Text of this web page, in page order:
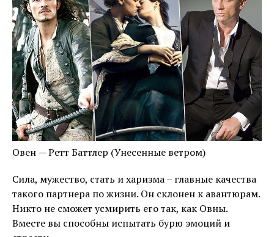
Овен — Ретт Баттлер (Унесенные ветром)
Сила, мужество, стать и харизма – главные качества
такого партнера по жизни. Он склонен к авантюрам.
Никто не сможет усмирить его так, как Овны.
Вместе вы способны испытать бурю эмоций и